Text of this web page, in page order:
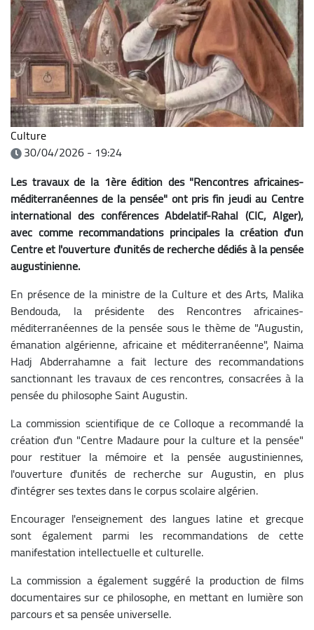
Culture
30/04/2026 - 19:24
Les travaux de la 1ère édition des "Rencontres africaines-
méditerranéennes de la pensée" ont pris fin jeudi au Centre
international des conférences Abdelatif-Rahal (CIC, Alger),
avec comme recommandations principales la création d'un
Centre et l'ouverture d'unités de recherche dédiés à la pensée
augustinienne.
En présence de la ministre de la Culture et des Arts, Malika
Bendouda, la présidente des Rencontres africaines-
méditerranéennes de la pensée sous le thème de "Augustin,
émanation algérienne, africaine et méditerranéenne", Naima
Hadj Abderrahamne a fait lecture des recommandations
sanctionnant les travaux de ces rencontres, consacrées à la
pensée du philosophe Saint Augustin.
La commission scientifique de ce Colloque a recommandé la
création d'un "Centre Madaure pour la culture et la pensée"
pour restituer la mémoire et la pensée augustiniennes,
l'ouverture d'unités de recherche sur Augustin, en plus
d'intégrer ses textes dans le corpus scolaire algérien.
Encourager l'enseignement des langues latine et grecque
sont également parmi les recommandations de cette
manifestation intellectuelle et culturelle.
La commission a également suggéré la production de films
documentaires sur ce philosophe, en mettant en lumière son
parcours et sa pensée universelle.